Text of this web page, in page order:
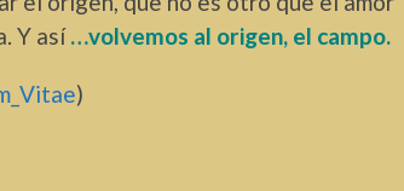
Y así…volvemos al origen, el campo.
)